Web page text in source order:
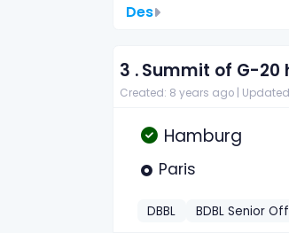
Des
3 .Summit of G-20
Created: 8 years ago |
Hamburg
Paris
DBBL BDBL Senior